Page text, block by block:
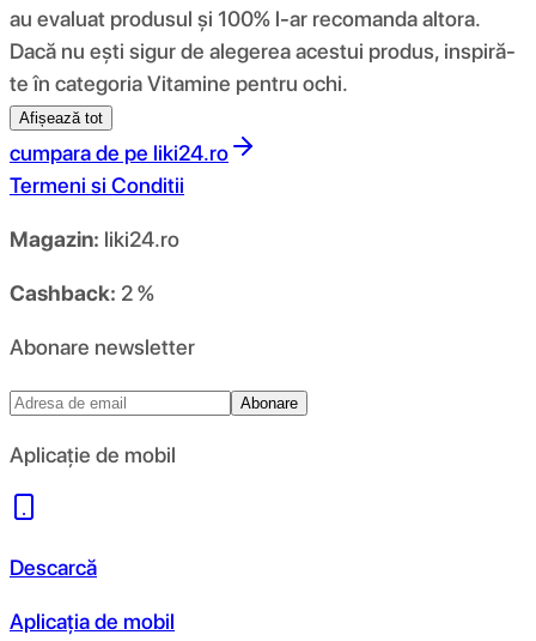
au evaluat produsul și 100% l-ar recomanda altora.
Dacă nu ești sigur de alegerea acestui produs, inspiră-
te în categoria Vitamine pentru ochi.
Afișează tot
cumpara de pe liki24.ro
Termeni si Conditii
Magazin: liki24.ro
Cashback: 2 %
Abonare newsletter
Abonare
Aplicație de mobil
Descarcă
Aplicația de mobil